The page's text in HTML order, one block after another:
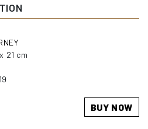
21 cm
BUY NOW